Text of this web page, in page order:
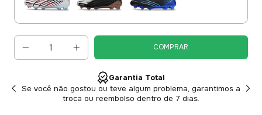
Garantia Total
Se você não gostou ou teve algum problema, garantimos a
troca ou reembolso dentro de 7 dias.